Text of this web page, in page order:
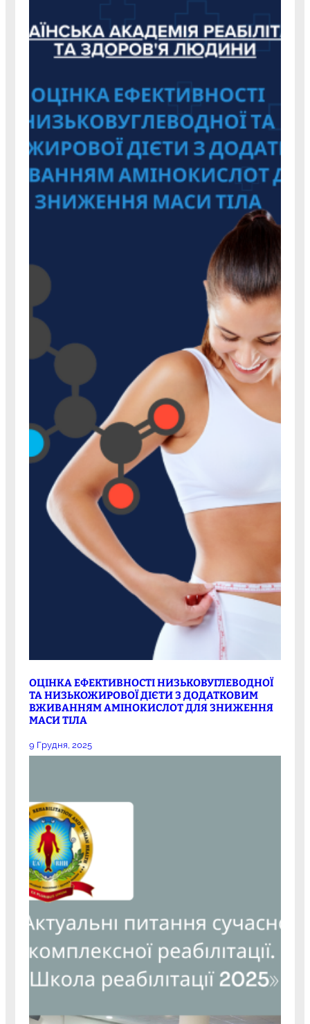
ОЦІНКА ЕФЕКТИВНОСТІ НИЗЬКОВУГЛЕВОДНОЇ
ТА НИЗЬКОЖИРОВОЇ ДІЄТИ З ДОДАТКОВИМ
ВЖИВАННЯМ АМІНОКИСЛОТ ДЛЯ ЗНИЖЕННЯ
МАСИ ТІЛА
9 Грудня, 2025